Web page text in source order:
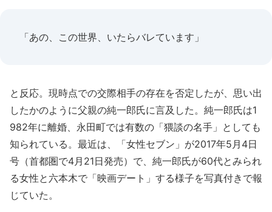
「あの、この世界、いたらバレています」
と反応。現時点での交際相手の存在を否定したが、思い出
したかのように父親の純一郎氏に言及した。純一郎氏は1
982年に離婚、永田町では有数の「猥談の名手」としても
知られている。最近は、「女性セブン」が2017年5月4日
号（首都圏で4月21日発売）で、純一郎氏が60代とみられ
る女性と六本木で「映画デート」する様子を写真付きで報
じていた。